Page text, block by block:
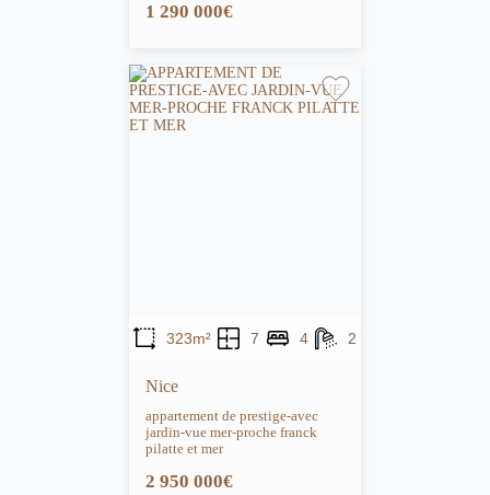
1 290 000€
323m² 7 4 2
Nice
appartement de prestige-avec
jardin-vue mer-proche franck
pilatte et mer
2 950 000€